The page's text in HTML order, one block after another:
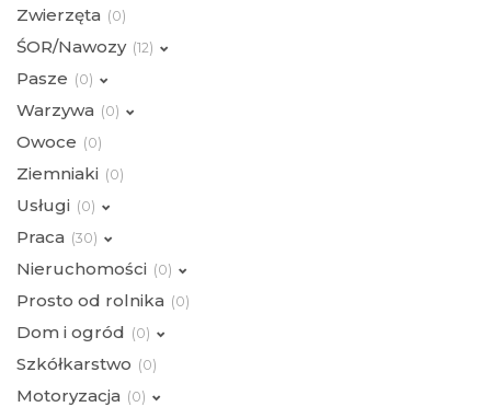
Zwierzęta (0)
ŚOR/Nawozy (12)
Pasze (0)
Warzywa (0)
Owoce (0)
Ziemniaki (0)
Usługi (0)
Praca (30)
Nieruchomości (0)
Prosto od rolnika (0)
Dom i ogród (0)
Szkółkarstwo (0)
Motoryzacja (0)